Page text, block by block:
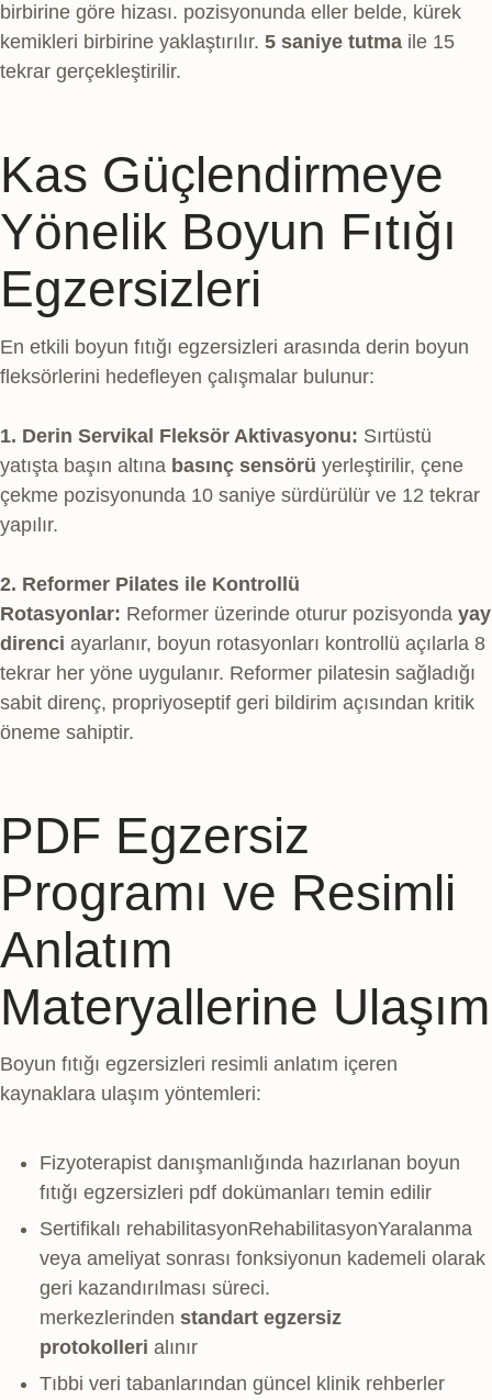
birbirine göre hizası. pozisyonunda eller belde, kürek
kemikleri birbirine yaklaştırılır. 5 saniye tutma ile 15
tekrar gerçekleştirilir.
Kas Güçlendirmeye
Yönelik Boyun Fıtığı
Egzersizleri
En etkili boyun fıtığı egzersizleri arasında derin boyun
fleksörlerini hedefleyen çalışmalar bulunur:
1. Derin Servikal Fleksör Aktivasyonu: Sırtüstü
yatışta başın altına basınç sensörü yerleştirilir, çene
çekme pozisyonunda 10 saniye sürdürülür ve 12 tekrar
yapılır.
2. Reformer Pilates ile Kontrollü
Rotasyonlar: Reformer üzerinde oturur pozisyonda yay
direnci ayarlanır, boyun rotasyonları kontrollü açılarla 8
tekrar her yöne uygulanır. Reformer pilatesin sağladığı
sabit direnç, propriyoseptif geri bildirim açısından kritik
öneme sahiptir.
PDF Egzersiz
Programı ve Resimli
Anlatım
Materyallerine Ulaşım
Boyun fıtığı egzersizleri resimli anlatım içeren
kaynaklara ulaşım yöntemleri:
Fizyoterapist danışmanlığında hazırlanan boyun
fıtığı egzersizleri pdf dokümanları temin edilir
Sertifikalı rehabilitasyonRehabilitasyonYaralanma
veya ameliyat sonrası fonksiyonun kademeli olarak
geri kazandırılması süreci.
merkezlerinden standart egzersiz
protokolleri alınır
Tıbbi veri tabanlarından güncel klinik rehberler